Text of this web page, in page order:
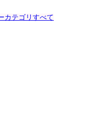
カテゴリすべて